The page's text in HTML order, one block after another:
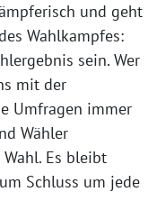
und geht
Wahlkampfes:
sein. Wer
mit der
Umfragen immer
Wähler
Es bleibt
Schluss um jede